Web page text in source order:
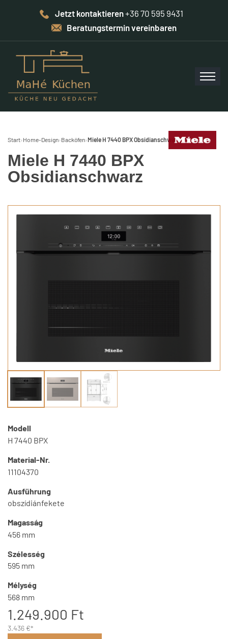
Jetzt kontaktieren+36 70 595 9431
Beratungstermin vereinbaren
Start› Home-Design› Backöfen›Miele H 7440 BPX Obsidianschwarz
Miele H 7440 BPX
Obsidianschwarz
Modell
H 7440 BPX
Material-Nr.
11104370
Ausführung
obszídiánfekete
Magasság
456 mm
Szélesség
595 mm
Mélység
568 mm
1.249.900 Ft
3.436 €*